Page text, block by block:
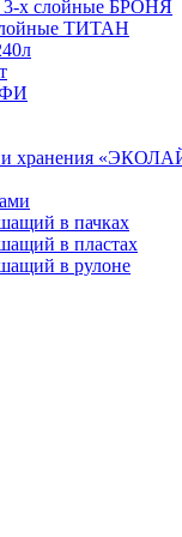
3-х слойные БРОНЯ
ТИТАН
и хранения
в пачках
в пластах
в рулоне